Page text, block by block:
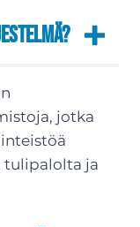
jotka
tulipalolta ja